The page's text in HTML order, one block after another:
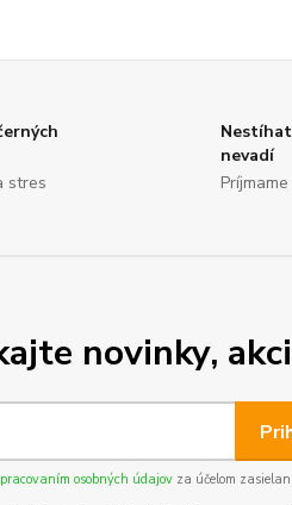
stres
nevadí
novinky,
osobných údajovza účelom